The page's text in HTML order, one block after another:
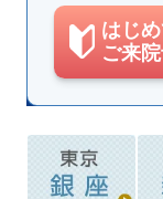
はじ
ご来